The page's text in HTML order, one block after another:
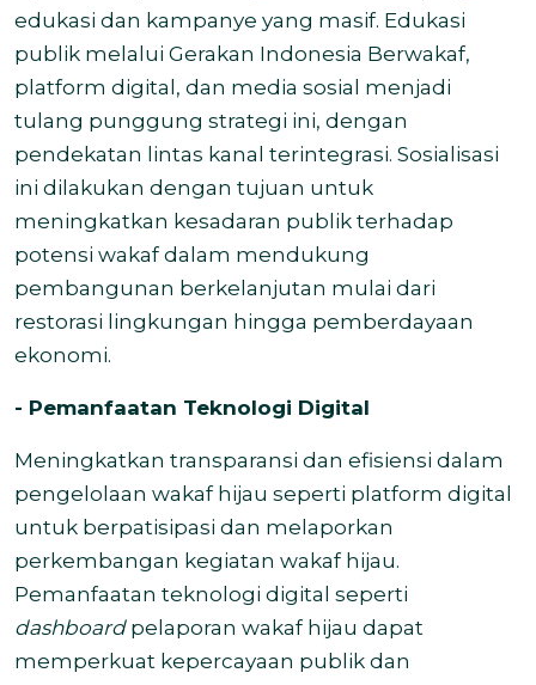
edukasi dan kampanye yang masif. Edukasi
publik melalui Gerakan Indonesia Berwakaf,
platform digital, dan media sosial menjadi
tulang punggung strategi ini, dengan
pendekatan lintas kanal terintegrasi. Sosialisasi
ini dilakukan dengan tujuan untuk
meningkatkan kesadaran publik terhadap
potensi wakaf dalam mendukung
pembangunan berkelanjutan mulai dari
restorasi lingkungan hingga pemberdayaan
ekonomi.
- Pemanfaatan Teknologi Digital
Meningkatkan transparansi dan efisiensi dalam
pengelolaan wakaf hijau seperti platform digital
untuk berpatisipasi dan melaporkan
perkembangan kegiatan wakaf hijau.
Pemanfaatan teknologi digital seperti
dashboard pelaporan wakaf hijau dapat
memperkuat kepercayaan publik dan